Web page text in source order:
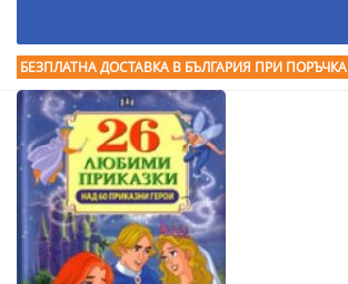
БЕЗПЛАТНА ДОСТАВКА В БЪЛГАРИЯ ПРИ ПОРЪЧКА